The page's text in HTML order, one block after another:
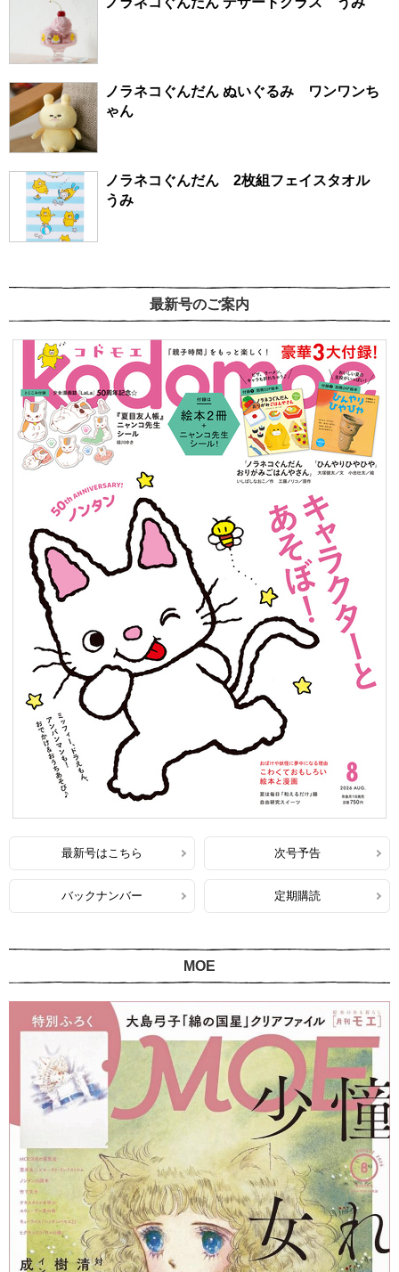
ノラネコぐんだん ぬいぐるみ ワンワンち
ゃん
ノラネコぐんだん 2枚組フェイスタオル
うみ
最新号のご案内
最新号はこちら 次号予告
バックナンバー 定期購読
MOE